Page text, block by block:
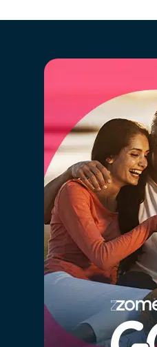
01 - Posicionar
mercado
As características da tua
automaticamente para
de dados imobiliários de
informação de mais de 2,5
registados, que estão ou
mercado e histórico